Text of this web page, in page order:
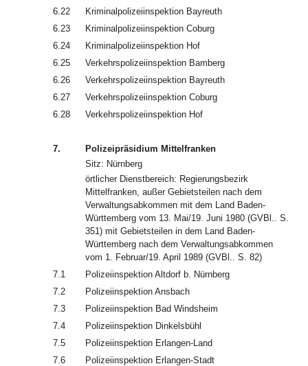
6.22
Kriminalpolizeiinspektion Bayreuth
6.23
Kriminalpolizeiinspektion Coburg
6.24
Kriminalpolizeiinspektion Hof
6.25
Verkehrspolizeiinspektion Bamberg
6.26
Verkehrspolizeiinspektion Bayreuth
6.27
Verkehrspolizeiinspektion Coburg
6.28
Verkehrspolizeiinspektion Hof
7.
Polizeipräsidium Mittelfranken
Sitz: Nürnberg
örtlicher Dienstbereich: Regierungsbezirk
Mittelfranken, außer Gebietsteilen nach dem
Verwaltungsabkommen mit dem Land Baden-
Württemberg vom 13. Mai/19. Juni 1980 (GVBl.. S.
351) mit Gebietsteilen in dem Land Baden-
Württemberg nach dem Verwaltungsabkommen
vom 1. Februar/19. April 1989 (GVBl.. S. 82)
7.1
Polizeiinspektion Altdorf b. Nürnberg
7.2
Polizeiinspektion Ansbach
7.3
Polizeiinspektion Bad Windsheim
7.4
Polizeiinspektion Dinkelsbühl
7.5
Polizeiinspektion Erlangen-Land
7.6
Polizeiinspektion Erlangen-Stadt